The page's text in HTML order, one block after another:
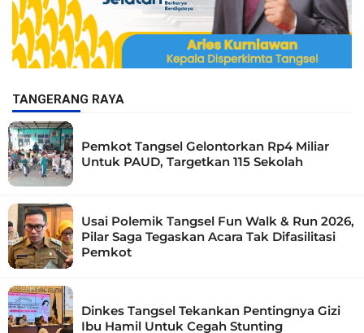
TANGERANG RAYA
Pemkot Tangsel Gelontorkan Rp4 Miliar
Untuk PAUD, Targetkan 115 Sekolah
Usai Polemik Tangsel Fun Walk & Run 2026,
Pilar Saga Tegaskan Acara Tak Difasilitasi
Pemkot
Dinkes Tangsel Tekankan Pentingnya Gizi
Ibu Hamil Untuk Cegah Stunting